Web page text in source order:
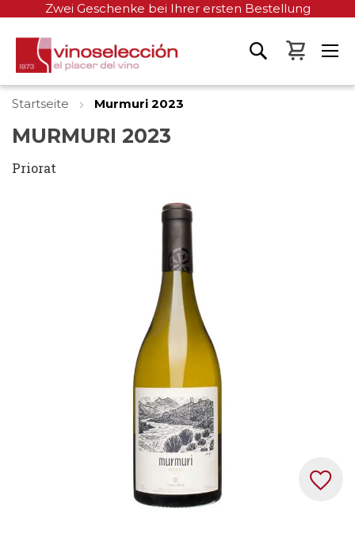
Zwei Geschenke bei Ihrer ersten Bestellung
Mein
Startseite Murmuri 2023
MURMURI 2023
Priorat